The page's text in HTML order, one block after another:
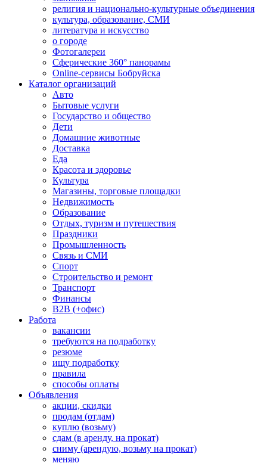
религия и национально-культурные объединения
культура, образование, СМИ
литература и искусство
о городе
Фотогалереи
Сферические 360° панорамы
Online-сервисы Бобруйска
Каталог организаций
Авто
Бытовые услуги
Государство и общество
Дети
Домашние животные
Доставка
Еда
Красота и здоровье
Культура
Магазины, торговые площадки
Недвижимость
Образование
Отдых, туризм и путешествия
Праздники
Промышленность
Связь и СМИ
Спорт
Строительство и ремонт
Транспорт
Финансы
B2B (+офис)
Работа
вакансии
требуются на подработку
резюме
ищу подработку
правила
способы оплаты
Объявления
акции, скидки
продам (отдам)
куплю (возьму)
сдам (в аренду, на прокат)
сниму (арендую, возьму на прокат)
меняю